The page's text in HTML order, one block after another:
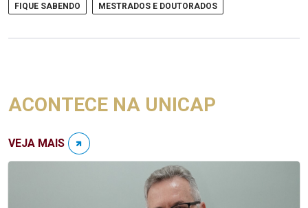
FIQUE SABENDO MESTRADOS E DOUTORADOS
ACONTECE NA UNICAP
VEJA MAIS